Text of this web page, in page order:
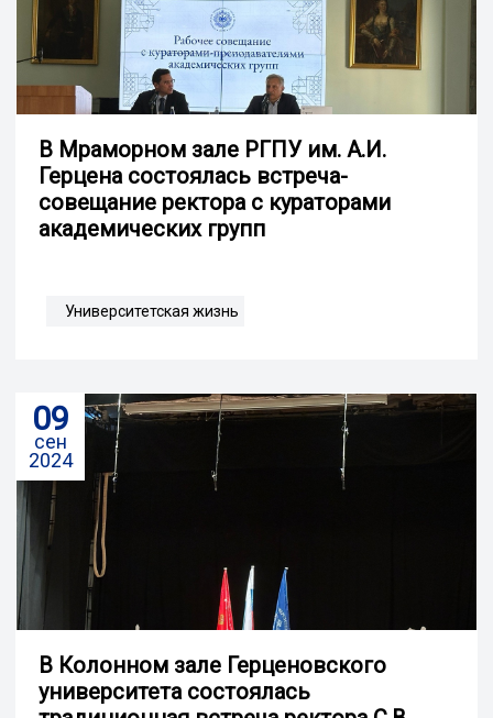
В Мраморном зале РГПУ им. А.И.
Герцена состоялась встреча-
совещание ректора с кураторами
академических групп
Университетская жизнь
09
сен
2024
В Колонном зале Герценовского
университета состоялась